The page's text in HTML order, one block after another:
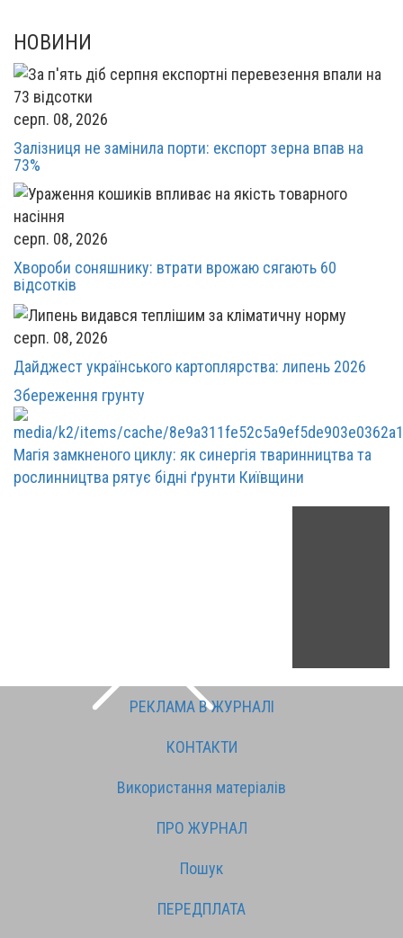
НОВИНИ
серп. 08, 2026
Залізниця не замінила порти: експорт зерна впав на
73%
серп. 08, 2026
Хвороби соняшнику: втрати врожаю сягають 60
відсотків
серп. 08, 2026
Дайджест українського картоплярства: липень 2026
Збереження грунту
Магія замкненого циклу: як синергія тваринництва та
рослинництва рятує бідні ґрунти Київщини
РЕКЛАМА В ЖУРНАЛІ
КОНТАКТИ
Використання матеріалів
ПРО ЖУРНАЛ
Пошук
ПЕРЕДПЛАТА